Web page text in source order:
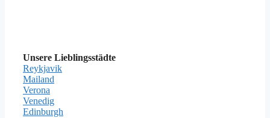
Unsere Lieblingsstädte
Reykjavik
Mailand
Verona
Venedig
Edinburgh